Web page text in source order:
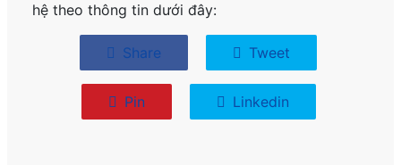
hệ theo thông tin dưới đây:
Share Tweet
Pin Linkedin